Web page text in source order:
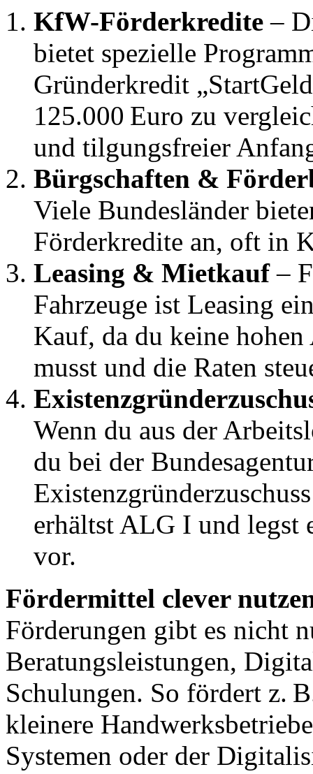
KfW-Förderkredite –
bietet spezielle
Gründerkredit
125.000 Euro zu
und tilgungsfreier
Bürgschaften &
Viele Bundesländer
Förderkredite an, oft in
Leasing & Mietkauf–
Fahrzeuge ist Leasing
Kauf, da du keine
musst und die Raten
Wenn du aus der
du bei der
erhältst ALG I und legst
vor.
Fördermittel clever
Förderungen gibt es nicht
Beratungsleistungen,
Schulungen. So fördert z.
kleinere
Systemen oder der